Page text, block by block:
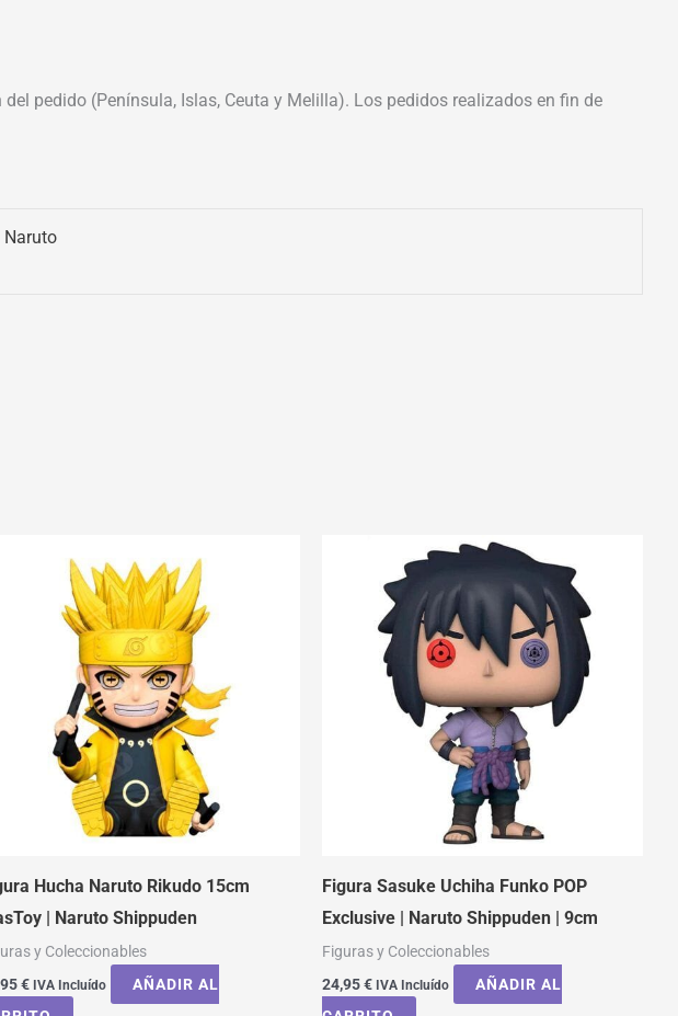
pedido (Península, Islas, Ceuta y Melilla). Los pedidos realizados en fin de
Naruto
Hucha Naruto Rikudo 15cm
| Naruto Shippuden
y Coleccionables
€ IVA Incluído
AÑADIR AL
Figura Sasuke Uchiha Funko POP
Exclusive | Naruto Shippuden | 9cm
Figuras y Coleccionables
24,95€ IVA Incluído
AÑADIR AL